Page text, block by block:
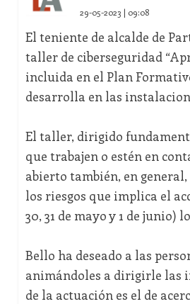
29-05-2023 | 09:08
El teniente de alcalde de
taller de ciberseguridad
incluida en el Plan
desarrolla en las
El taller, dirigido
que trabajen o estén en
abierto también, en
los riesgos que implica el
30, 31 de mayo y 1 de junio)
Bello ha deseado a las
animándoles a dirigirle las
de la actuación es el de